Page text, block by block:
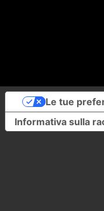
Informativa sulla
Le tue